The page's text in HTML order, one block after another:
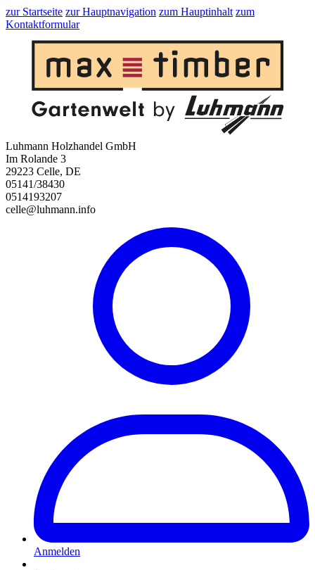
zur Startseite zur Hauptnavigation zum Hauptinhalt zum
Kontaktformular
Luhmann Holzhandel GmbH
Im Rolande 3
29223 Celle, DE
05141/38430
0514193207
celle@luhmann.info
Anmelden